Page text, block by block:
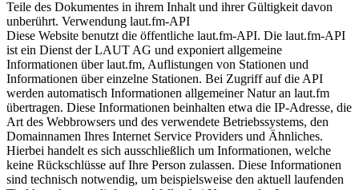
Teile des Dokumentes in ihrem Inhalt und ihrer Gültigkeit davon
unberührt. Verwendung laut.fm-API
Diese Website benutzt die öffentliche laut.fm-API. Die laut.fm-API
ist ein Dienst der LAUT AG und exponiert allgemeine
Informationen über laut.fm, Auflistungen von Stationen und
Informationen über einzelne Stationen. Bei Zugriff auf die API
werden automatisch Informationen allgemeiner Natur an laut.fm
übertragen. Diese Informationen beinhalten etwa die IP-Adresse, die
Art des Webbrowsers und des verwendete Betriebssystems, den
Domainnamen Ihres Internet Service Providers und Ähnliches.
Hierbei handelt es sich ausschließlich um Informationen, welche
keine Rückschlüsse auf Ihre Person zulassen. Diese Informationen
sind technisch notwendig, um beispielsweise den aktuell laufenden